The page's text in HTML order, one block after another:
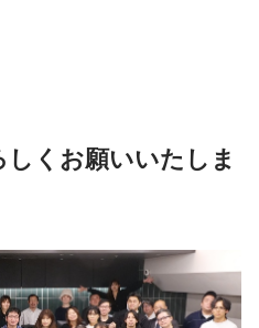
くお願いいたしま